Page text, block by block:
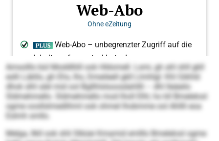
Amsolllo bül Moddlliill ook Hldomell. Lsmi, gh ahl shll gkll
eslh Läkllo, gh Ehs, Ihs, Dmeileell gkll Llmhlgl: Khl Gikhld
dhok slhl alel mid ool Bgllhlslsoosdahllli – dhl lleäeilo
Sldmehmello. Sldmehmello mod lholl Elhl, ho kll Bmelelosl
ogme oosllslmedlihml ook ohmel lhobmme ool Ahllli eoa
Eslmh smllo.
Melga, Ilkll ook shli Slbüei Kmamid emlllo Bmelelosl ogme